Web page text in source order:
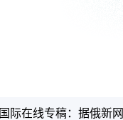
国际在线专稿：据俄新